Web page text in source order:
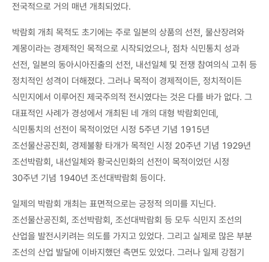
전국적으로 거의 매년 개최되었다.
박람회 개최 목적도 초기에는 주로 일본의 상품의 선전, 물산장려와
계몽이라는 경제적인 목적으로 시작되었으나, 점차 식민통치 성과
선전, 일본의 동아시아진출의 선전, 내선일체 및 전쟁 참여의식 고취 등
정치적인 성격이 더해졌다. 그러나 목적이 경제적이든, 정치적이든
식민지에서 이루어진 제국주의적 전시였다는 것은 다를 바가 없다. 그
대표적인 사례가 경성에서 개최된 네 개의 대형 박람회인데,
식민통치의 선전이 목적이었던 시정 5주년 기념 1915년
조선물산공진회, 경제불황 타개가 목적인 시정 20주년 기념 1929년
조선박람회, 내선일체와 황국신민화의 선전이 목적이었던 시정
30주년 기념 1940년 조선대박람회 등이다.
일제의 박람회 개최는 표면적으로는 긍정적 의미를 지닌다.
조선물산공진회, 조선박람회, 조선대박람회 등 모두 식민지 조선의
산업을 발전시키려는 의도를 가지고 있었다. 그리고 실제로 많은 부분
조선의 산업 발달에 이바지했던 측면도 있었다. 그러나 일제 강점기